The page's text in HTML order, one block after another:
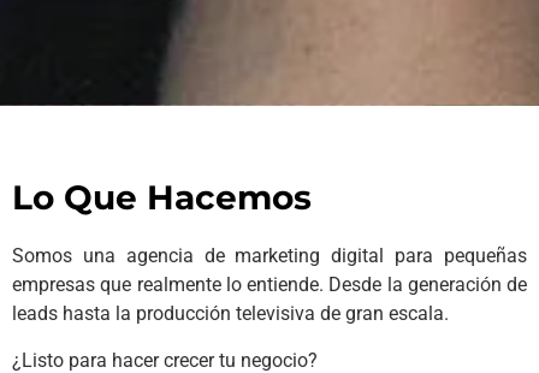
Lo Que Hacemos
Somos una agencia de marketing digital para pequeñas
empresas que realmente lo entiende. Desde la generación de
leads hasta la producción televisiva de gran escala.
¿Listo para hacer crecer tu negocio?